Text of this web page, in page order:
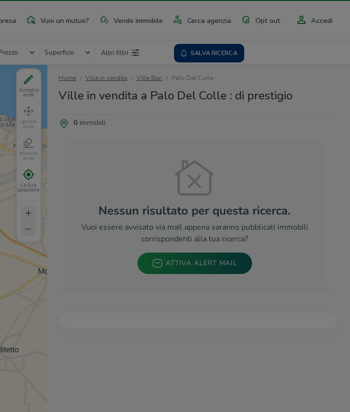
Vuoi un mutuo? Vendo immobile Cerca agenzia Opt out Accedi
Superficie Altri filtri SALVA RICERCA
Home Ville in vendita Ville Bari Palo Del Colle
Ville in vendita a Palo Del Colle : di prestigio
0immobili
Nessun risultato per questa ricerca.
Vuoi essere avvisato via mail appena saranno pubblicati immobili
corrispondenti alla tua ricerca?
ATTIVA ALERT MAIL
disegna
area
sposta
area
elimina
area
La tua
posizione
+
–